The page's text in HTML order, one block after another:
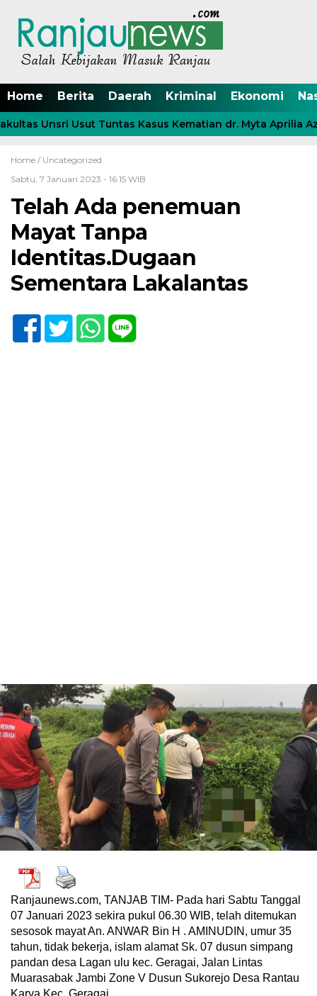
Home Berita Daerah Kriminal Ekonomi
Unsri Usut Tuntas Kasus Kematian dr. Myta Aprilia
Home / Uncategorized
Sabtu, 7 Januari 2023 - 16:15 WIB
Telah Ada penemuan
Mayat Tanpa
Identitas.Dugaan
Sementara Lakalantas
Ranjaunews.com, TANJAB TIM- Pada hari Sabtu Tanggal
07 Januari 2023 sekira pukul 06.30 WIB, telah ditemukan
sesosok mayat An. ANWAR Bin H . AMINUDIN, umur 35
tahun, tidak bekerja, islam alamat Sk. 07 dusun simpang
pandan desa Lagan ulu kec. Geragai, Jalan Lintas
Muarasabak Jambi Zone V Dusun Sukorejo Desa Rantau
Karya Kec. Geragai.